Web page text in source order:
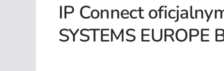
IP Connect
SYSTEMS EUROPE